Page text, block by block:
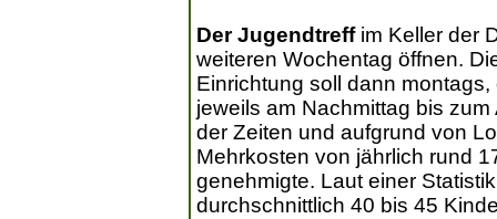
Der Jugendtreffim Keller der
weiteren Wochentag öffnen.
Einrichtung soll dann
jeweils am Nachmittag bis
der Zeiten und aufgrund von
Mehrkosten von jährlich rund
genehmigte. Laut einer
durchschnittlich 40 bis 45